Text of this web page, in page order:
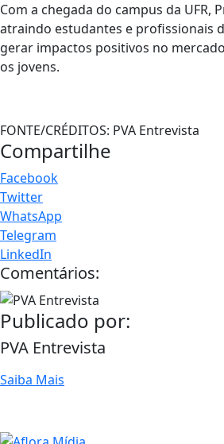
Com a chegada do campus da
atraindo estudantes e profissionais
gerar impactos positivos no
os jovens.
FONTE/CRÉDITOS: PVA Entrevista
Compartilhe
Facebook
Twitter
WhatsApp
Telegram
LinkedIn
Comentários:
Publicado por:
PVA Entrevista
Saiba Mais